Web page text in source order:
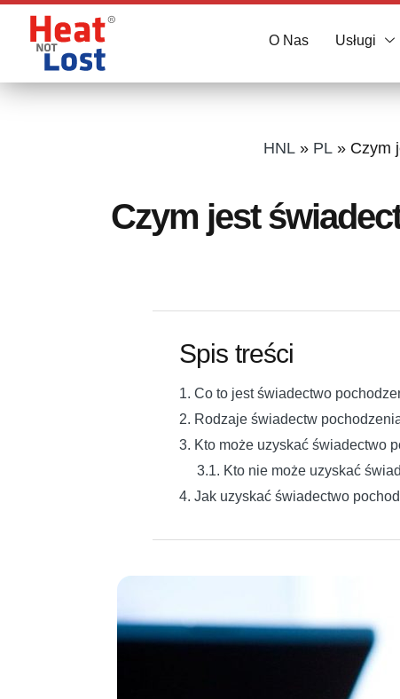
O Nas Usługi
HNL» PL» Czym
Czym jest
Spis treści
1. Co to jest świadectwo
2. Rodzaje świadectw
3. Kto może uzyskać świadectwo
3.1. Kto nie może uzyskać
4. Jak uzyskać świadectwo